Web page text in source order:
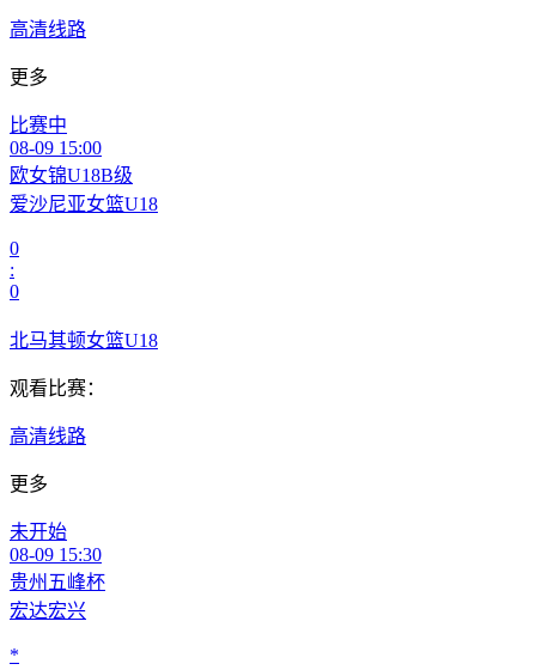
高清线路
更多
比赛中
08-09 15:00
欧女锦U18B级
爱沙尼亚女篮U18
0
:
0
北马其顿女篮U18
观看比赛：
高清线路
更多
未开始
08-09 15:30
贵州五峰杯
宏达宏兴
*